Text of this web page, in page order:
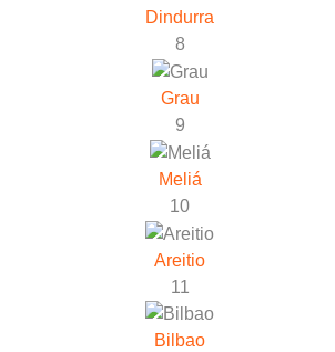
Dindurra
8
Grau
9
Meliá
10
Areitio
11
Bilbao